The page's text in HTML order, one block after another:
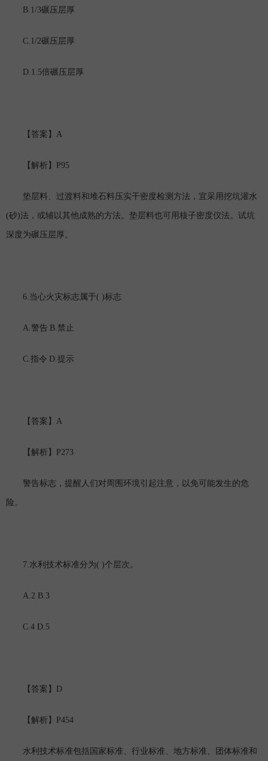
B.1/3碾压层厚
C.1/2碾压层厚
D.1.5倍碾压层厚
【答案】 A
【解析】 P95
垫层料、过渡料和堆石料压实干密度检测方法，宜采用挖坑灌水
(砂)法，或辅以其他成熟的方法。垫层料也可用核子密度仪法。试坑
深度为碾压层厚。
6.当心火灾标志属于( )标志
A.警告 B.禁止
C.指令 D.提示
【答案】 A
【解析】 P273
警告标志，提醒人们对周围环境引起注意，以免可能发生的危
险。
7.水利技术标准分为( )个层次。
A.2 B.3
C.4 D.5
【答案】 D
【解析】 P454
水利技术标准包括国家标准、行业标准、地方标准、团体标准和